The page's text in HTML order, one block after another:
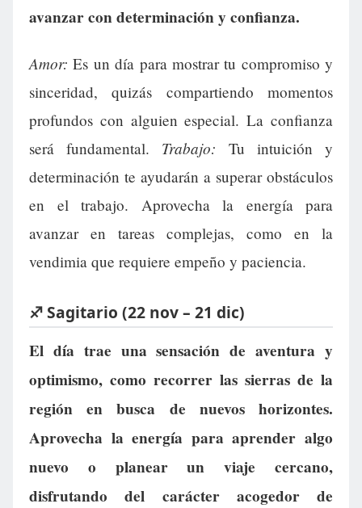
avanzar con determinación y confianza.
Amor: Es un día para mostrar tu compromiso y
sinceridad, quizás compartiendo momentos
profundos con alguien especial. La confianza
será fundamental. Trabajo: Tu intuición y
determinación te ayudarán a superar obstáculos
en el trabajo. Aprovecha la energía para
avanzar en tareas complejas, como en la
vendimia que requiere empeño y paciencia.
♐ Sagitario (22 nov – 21 dic)
El día trae una sensación de aventura y
optimismo, como recorrer las sierras de la
región en busca de nuevos horizontes.
Aprovecha la energía para aprender algo
nuevo o planear un viaje cercano,
disfrutando del carácter acogedor de